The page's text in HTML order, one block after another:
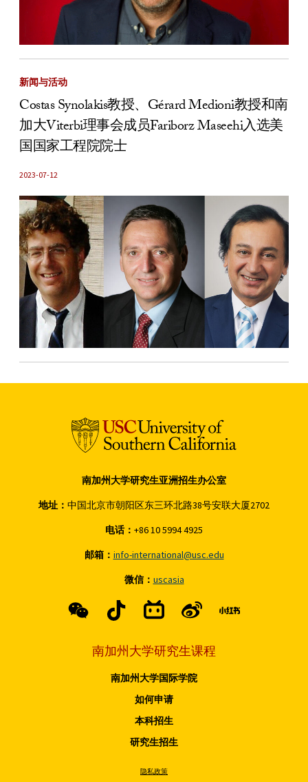
新闻与活动
Costas Synolakis教授、Gérard Medioni教授和南
加大Viterbi理事会成员Fariborz Maseehi入选美
国国家工程院院士
2023-07-12
南加州大学研究生亚洲招生办公室
地址： 中国北京市朝阳区东三环北路38号安联大厦2702
电话： +86 10 5994 4925
邮箱： info-international@usc.edu
微信： uscasia
南加州大学研究生课程
南加州大学国际学院
如何申请
本科招生
研究生招生
隐私政策